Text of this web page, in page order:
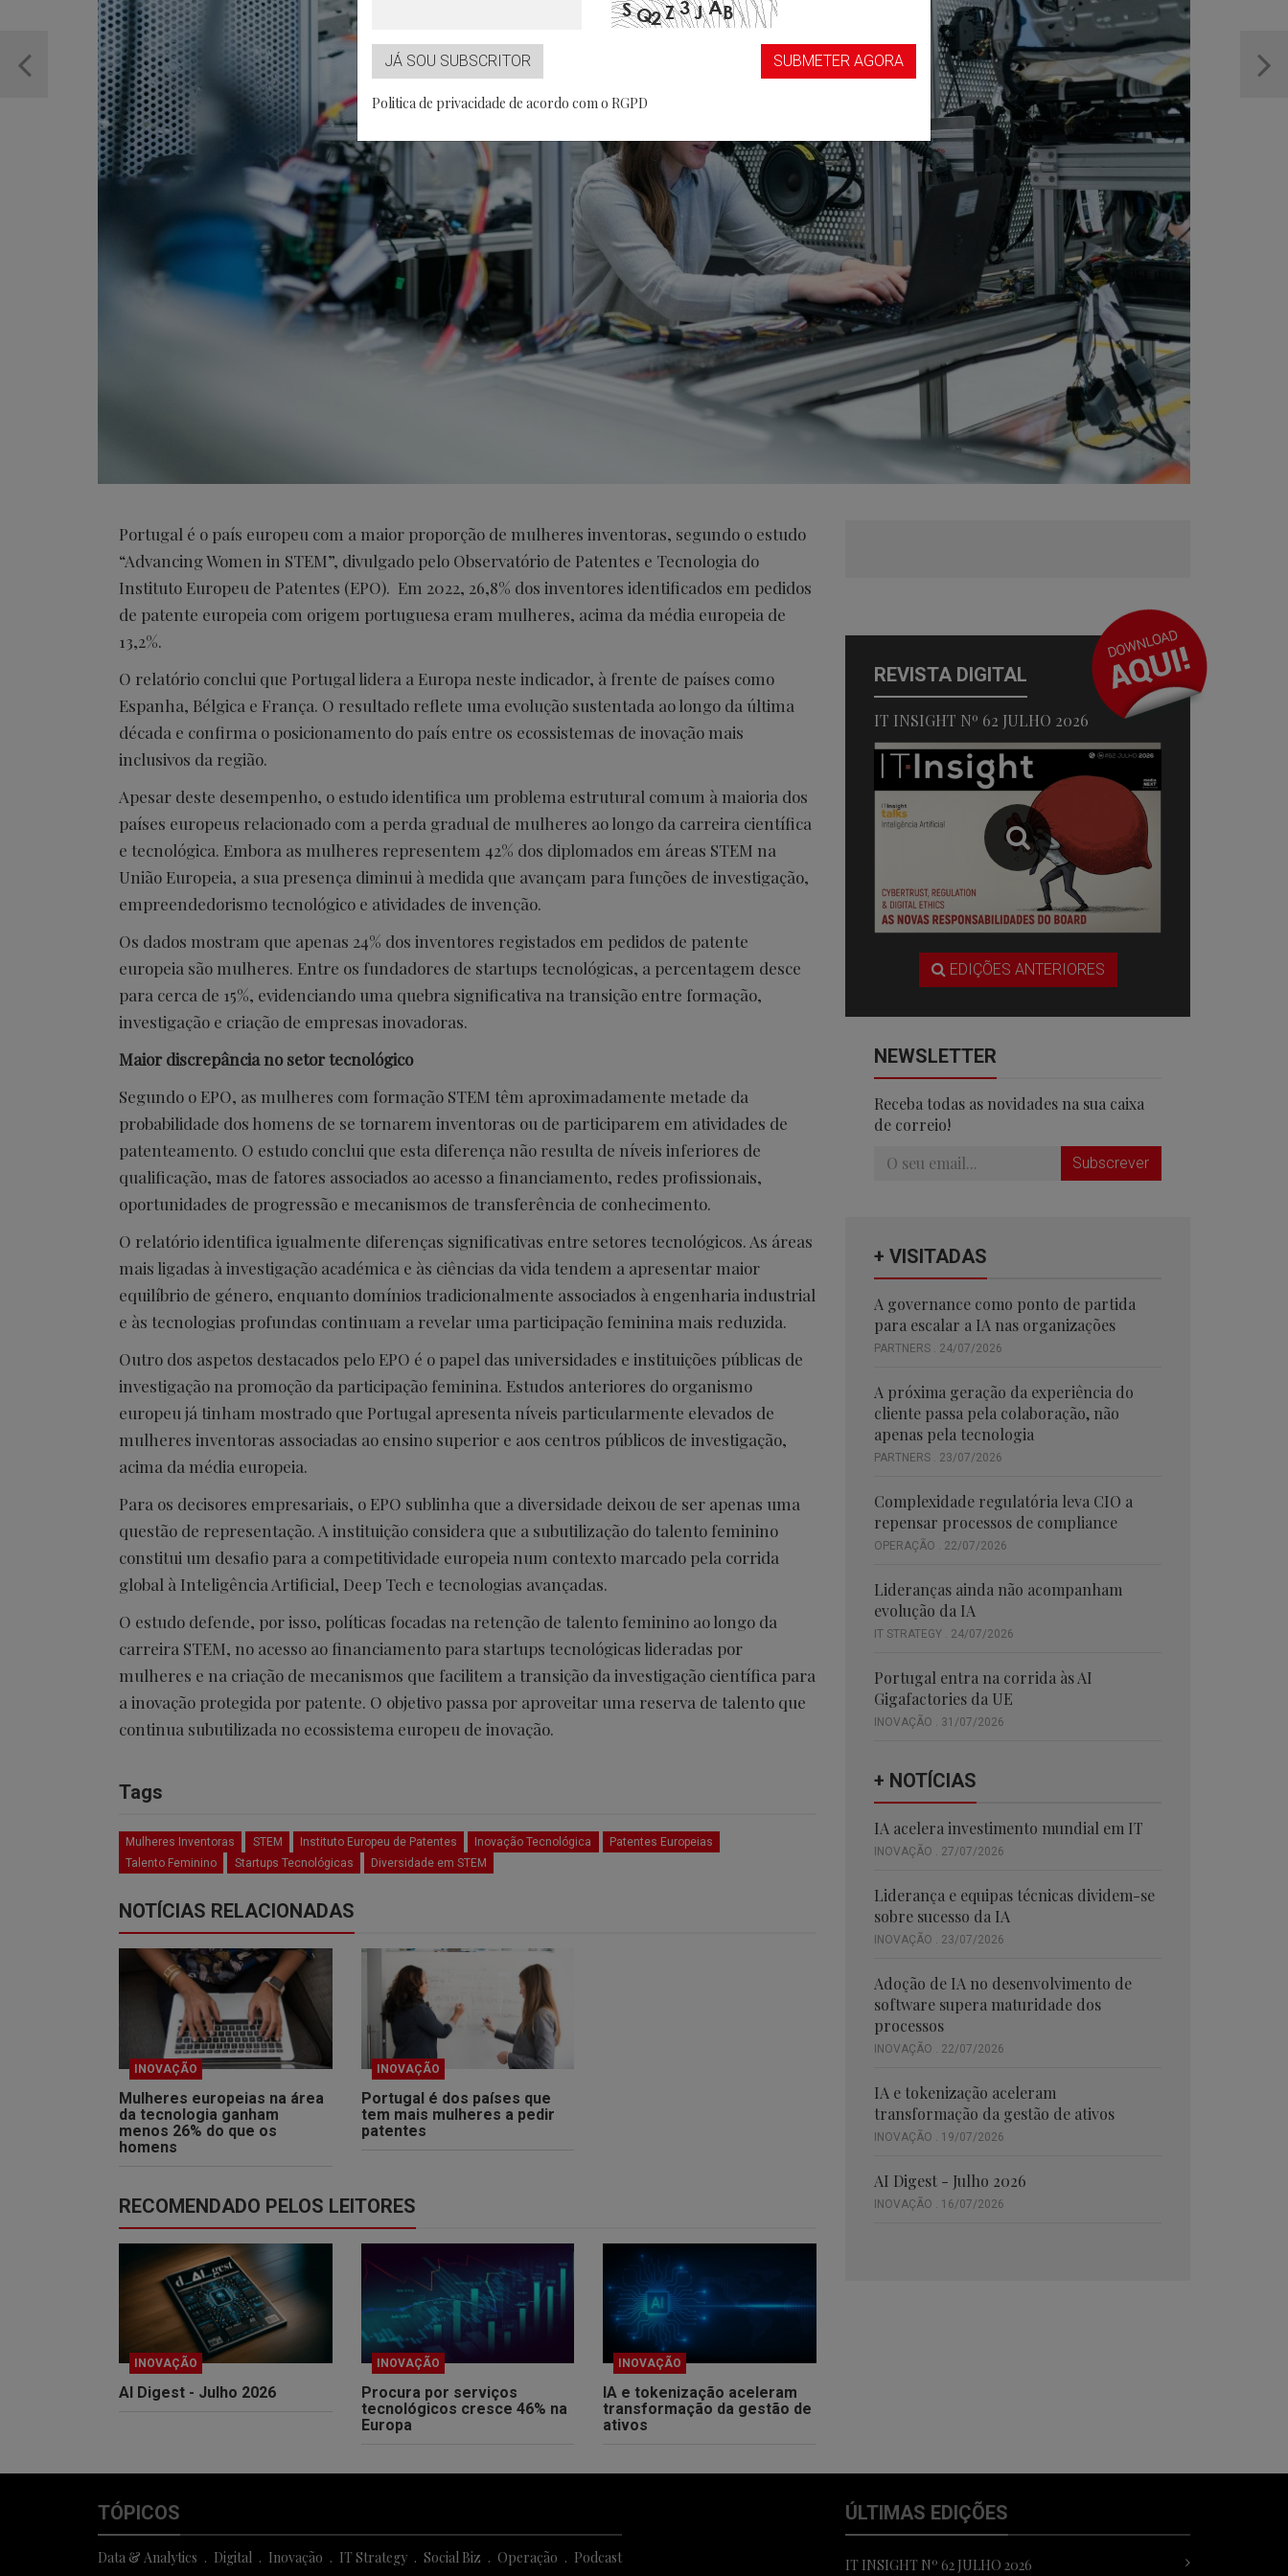
Partners
Portugal é o país europeu com a maior proporção de mulheres inventoras, segundo o estudo
“Advancing Women in STEM”, divulgado pelo Observatório de Patentes e Tecnologia do
Instituto Europeu de Patentes (EPO). Em 2022, 26,8% dos inventores identificados em pedidos
de patente europeia com origem portuguesa eram mulheres, acima da média europeia de
13,2%.
O relatório conclui que Portugal lidera a Europa neste indicador, à frente de países como
Espanha, Bélgica e França. O resultado reflete uma evolução sustentada ao longo da última
década e confirma o posicionamento do país entre os ecossistemas de inovação mais
inclusivos da região.
Apesar deste desempenho, o estudo identifica um problema estrutural comum à maioria dos
países europeus relacionado com a perda gradual de mulheres ao longo da carreira científica
e tecnológica. Embora as mulheres representem 42% dos diplomados em áreas STEM na
União Europeia, a sua presença diminui à medida que avançam para funções de investigação,
empreendedorismo tecnológico e atividades de invenção.
Os dados mostram que apenas 24% dos inventores registados em pedidos de patente
europeia são mulheres. Entre os fundadores de startups tecnológicas, a percentagem desce
para cerca de 15%, evidenciando uma quebra significativa na transição entre formação,
investigação e criação de empresas inovadoras.
Maior discrepância no setor tecnológico
Segundo o EPO, as mulheres com formação STEM têm aproximadamente metade da
probabilidade dos homens de se tornarem inventoras ou de participarem em atividades de
patenteamento. O estudo conclui que esta diferença não resulta de níveis inferiores de
qualificação, mas de fatores associados ao acesso a financiamento, redes profissionais,
oportunidades de progressão e mecanismos de transferência de conhecimento.
O relatório identifica igualmente diferenças significativas entre setores tecnológicos. As áreas
mais ligadas à investigação académica e às ciências da vida tendem a apresentar maior
equilíbrio de género, enquanto domínios tradicionalmente associados à engenharia industrial
e às tecnologias profundas continuam a revelar uma participação feminina mais reduzida.
Outro dos aspetos destacados pelo EPO é o papel das universidades e instituições públicas de
investigação na promoção da participação feminina. Estudos anteriores do organismo
europeu já tinham mostrado que Portugal apresenta níveis particularmente elevados de
mulheres inventoras associadas ao ensino superior e aos centros públicos de investigação,
acima da média europeia.
Para os decisores empresariais, o EPO sublinha que a diversidade deixou de ser apenas uma
questão de representação. A instituição considera que a subutilização do talento feminino
constitui um desafio para a competitividade europeia num contexto marcado pela corrida
global à Inteligência Artificial, Deep Tech e tecnologias avançadas.
O estudo defende, por isso, políticas focadas na retenção de talento feminino ao longo da
carreira STEM, no acesso ao financiamento para startups tecnológicas lideradas por
mulheres e na criação de mecanismos que facilitem a transição da investigação científica para
a inovação protegida por patente. O objetivo passa por aproveitar uma reserva de talento que
continua subutilizada no ecossistema europeu de inovação.
Tags
Mulheres Inventoras STEM Instituto Europeu de Patentes Inovação Tecnológica
Patentes Europeias
Talento Feminino
Startups Tecnológicas Diversidade em STEM
NOTÍCIAS RELACIONADAS
INOVAÇÃO
Mulheres europeias na área
da tecnologia ganham
menos 26% do que os
homens
INOVAÇÃO
Portugal é dos países que
tem mais mulheres a pedir
patentes
RECOMENDADO PELOS LEITORES
INOVAÇÃO
AI Digest - Julho 2026
INOVAÇÃO
Procura por serviços
tecnológicos cresce 46% na
Europa
INOVAÇÃO
IA e tokenização aceleram
transformação da gestão de
ativos
REVISTA DIGITAL
IT INSIGHT Nº 62 JULHO 2026
EDIÇÕES ANTERIORES
NEWSLETTER
Receba todas as novidades na sua caixa
de correio!
Subscrever
+ VISITADAS
A governance como ponto de partida
para escalar a IA nas organizações
PARTNERS . 24/07/2026
A próxima geração da experiência do
cliente passa pela colaboração, não
apenas pela tecnologia
PARTNERS . 23/07/2026
Complexidade regulatória leva CIO a
repensar processos de compliance
OPERAÇÃO . 22/07/2026
Lideranças ainda não acompanham
evolução da IA
IT STRATEGY . 24/07/2026
Portugal entra na corrida às AI
Gigafactories da UE
INOVAÇÃO . 31/07/2026
+ NOTÍCIAS
IA acelera investimento mundial em IT
INOVAÇÃO . 27/07/2026
Liderança e equipas técnicas dividem-se
sobre sucesso da IA
INOVAÇÃO . 23/07/2026
Adoção de IA no desenvolvimento de
software supera maturidade dos
processos
INOVAÇÃO . 22/07/2026
IA e tokenização aceleram
transformação da gestão de ativos
INOVAÇÃO . 19/07/2026
AI Digest - Julho 2026
INOVAÇÃO . 16/07/2026
ÚLTIMAS EDIÇÕES
IT INSIGHT Nº 62 JULHO 2026
TÓPICOS
Data & Analytics Digital Inovação IT Strategy Social Biz Operação Podcast
JÁ SOU SUBSCRITOR SUBMETER AGORA
Politica de privacidade de acordo com o RGPD